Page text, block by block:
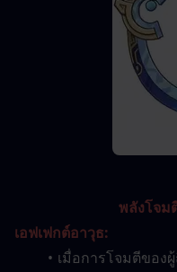
พลังโจม
เอฟเฟกต์อาวุธ:
เมื่อการโจมตีของ